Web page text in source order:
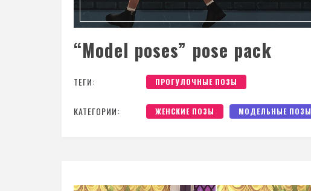
“Model poses” pose pack
ТЕГИ: ПРОГУЛОЧНЫЕ ПОЗЫ
КАТЕГОРИИ: ЖЕНСКИЕ ПОЗЫ МОДЕЛЬНЫЕ ПОЗЫ